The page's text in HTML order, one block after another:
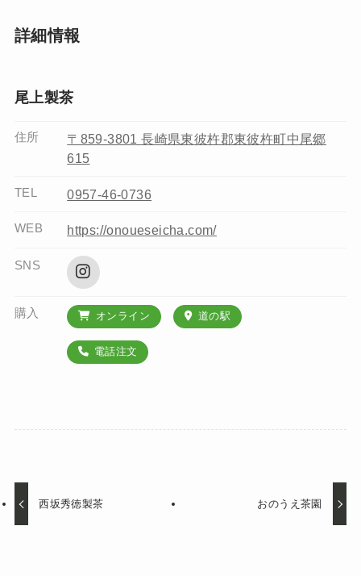
詳細情報
尾上製茶
住所
〒859-3801 長崎県東彼杵郡東彼杵町中尾郷
615
TEL 0957-46-0736
WEB https://onoueseicha.com/
SNS
購入 オンライン 道の駅
電話注文
西坂秀徳製茶 おのうえ茶園